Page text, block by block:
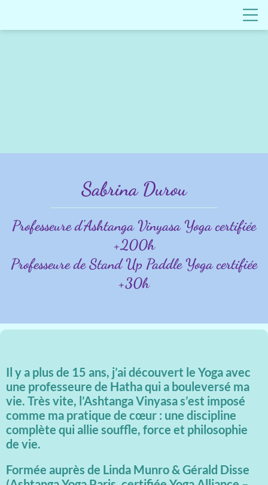
Sabrina Durou
Professeure d'Ashtanga Vinyasa Yoga certifiée
+200h
Professeure de Stand Up Paddle Yoga certifiée
+30h
Il y a plus de 15 ans, j’ai découvert le Yoga avec
une professeure de Hatha qui a bouleversé ma
vie. Très vite, l’Ashtanga Vinyasa s’est imposé
comme ma pratique de cœur : une discipline
complète qui allie souffle, force et philosophie
de vie.
Formée auprès de Linda Munro & Gérald Disse